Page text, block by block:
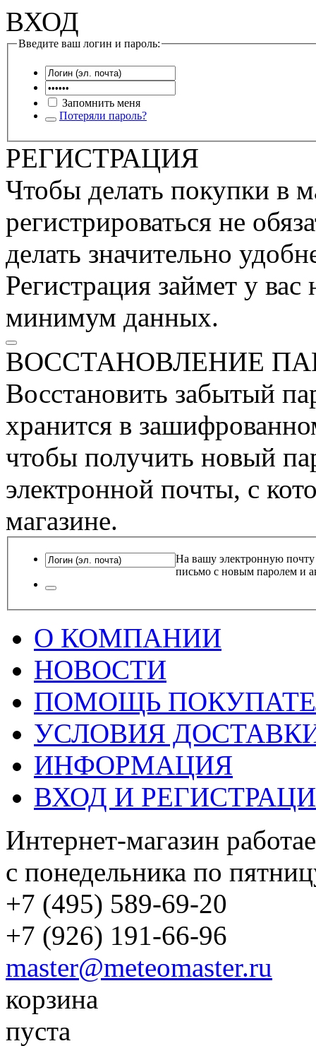
ВХОД
Введите ваш логин и пароль:
Запомнить меня
Потеряли пароль?
РЕГИСТРАЦИЯ
Чтобы делать покупки в
регистрироваться не
делать значительно
Регистрация займет у
минимум данных.
ВОССТАНОВЛЕНИЕ
Восстановить забытый
хранится в
чтобы получить новый
электронной почты, с
магазине.
На вашу электронную почту
письмо с новым паролем и
О КОМПАНИИ
НОВОСТИ
ПОМОЩЬ
УСЛОВИЯ
ИНФОРМАЦИЯ
ВХОД И
Интернет-магазин
с понедельника по
+7 (495) 589-69-20
+7 (926) 191-66-96
master@meteomaster.ru
корзина
пуста